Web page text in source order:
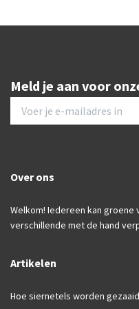
Meld je aan voor
Over ons
Welkom! Iedereen kan groene
verschillende met de hand
Artikelen
Hoe siernetels worden gezaaid